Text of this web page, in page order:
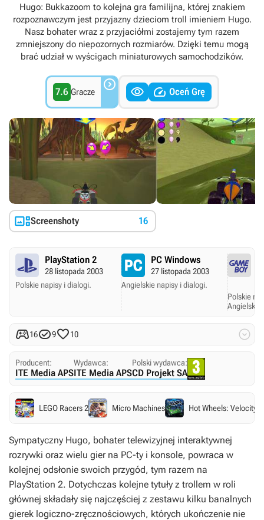
Hugo: Bukkazoom to kolejna gra familijna, której znakiem
rozpoznawczym jest przyjazny dzieciom troll imieniem Hugo.
Nasz bohater wraz z przyjaciółmi zostajemy tym razem
zmniejszony do niepozornych rozmiarów. Dzięki temu mogą
brać udział w wyścigach miniaturowych samochodzików.
7.6 Gracze    Oceń Grę
Screenshoty 16
PlayStation 2
28 listopada 2003
Polskie napisy i dialogi.
PC Windows
27 listopada 2003
Angielskie napisy i dialogi.
Polskie
Angielskie
16910 
Producent:
ITE Media APS
Wydawca:
ITE Media APS
Polski wydawca:
CD Projekt SA
LEGO Racers 2 Micro Machines Hot Wheels: Velocity X
Sympatyczny Hugo, bohater telewizyjnej interaktywnej
rozrywki oraz wielu gier na PC-ty i konsole, powraca w
kolejnej odsłonie swoich przygód, tym razem na
PlayStation 2. Dotychczas kolejne tytuły z trollem w roli
głównej składały się najczęściej z zestawu kilku banalnych
gierek logiczno-zręcznościowych, których ukończenie nie